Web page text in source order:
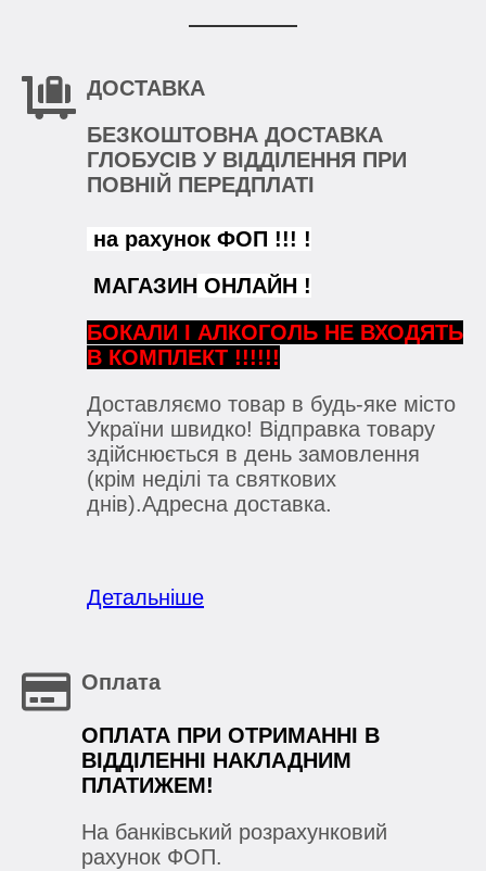
ДОСТАВКА
БЕЗКОШТОВНА ДОСТАВКА
ГЛОБУСІВ У ВІДДІЛЕННЯ ПРИ
ПОВНІЙ ПЕРЕДПЛАТІ
на рахунок ФОП !!! !
МАГАЗИН ОНЛАЙН !
БОКАЛИ І АЛКОГОЛЬ НЕ ВХОДЯТЬ
В КОМПЛЕКТ !!!!!!
Доставляємо товар в будь-яке місто
України швидко! Відправка товару
здійснюється в день замовлення
(крім неділі та святкових
днів).Адресна доставка.
Детальніше
Оплата
ОПЛАТА ПРИ ОТРИМАННІ В
ВІДДІЛЕННІ НАКЛАДНИМ
ПЛАТИЖЕМ!
На банківський розрахунковий
рахунок ФОП.